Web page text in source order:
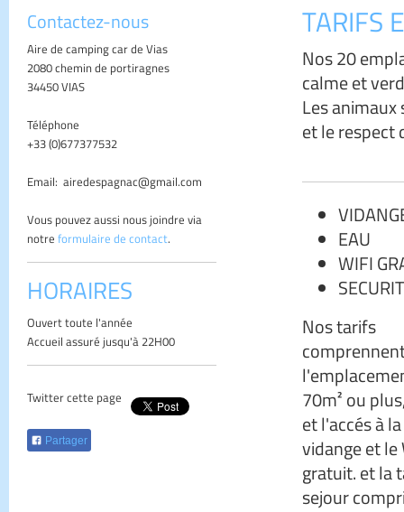
Contactez-nous
Aire de camping car de Vias
2080 chemin de portiragnes
34450 VIAS
Téléphone
+33 (0)677377532
Email: airedespagnac@gmail.com
Vous pouvez aussi nous joindre via
notre formulaire de contact.
HORAIRES
Ouvert toute l'année
Accueil assuré jusqu'à 22H00
Twitter cette page
Partager
TARIFS
Nos 20
calme et
Les
et le respect
EAU
WIFI
Nos tarifs
70m² ou
et l'accés à la
vidange et le
gratuit. et la
sejour